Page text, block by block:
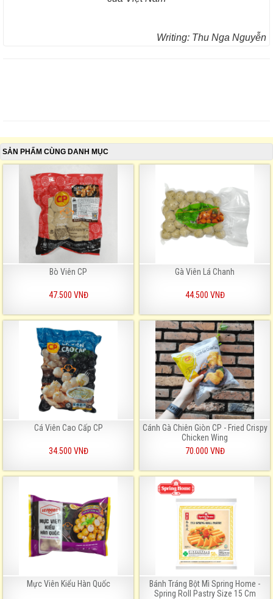
Writing: Thu Nga Nguyễn
SẢN PHẨM CÙNG DANH MỤC
Bò Viên CP
47.500 VNĐ
Gà Viên Lá Chanh
44.500 VNĐ
Cá Viên Cao Cấp CP
34.500 VNĐ
Cánh Gà Chiên Giòn CP - Fried Crispy
Chicken Wing
70.000 VNĐ
Mực Viên Kiểu Hàn Quốc
Bánh Tráng Bột Mì Spring Home -
Spring Roll Pastry Size 15 Cm